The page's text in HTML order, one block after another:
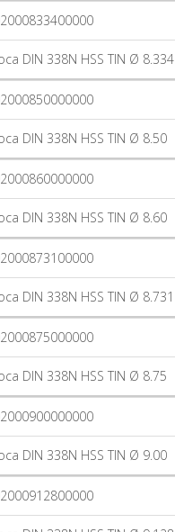
DIN 338N HSS TIN Ø 8.334
DIN 338N HSS TIN Ø 8.50
DIN 338N HSS TIN Ø 8.60
DIN 338N HSS TIN Ø 8.731
DIN 338N HSS TIN Ø 8.75
DIN 338N HSS TIN Ø 9.00